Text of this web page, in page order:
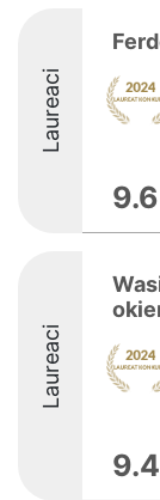
Laureaci
9.6
Laureaci
9.4